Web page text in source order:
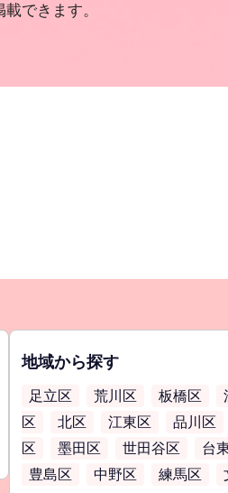
できます。
地域から探す
足立区 荒川区 板橋区
区
北区 江東区 品川区
区
墨田区 世田谷区 台
豊島区
中野区 練馬区